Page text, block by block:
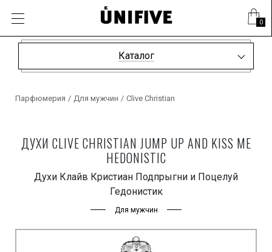
0
Каталог
Парфюмерия / Для мужчин / Clive Christian
ДУХИ CLIVE CHRISTIAN JUMP UP AND KISS ME
HEDONISTIC
Духи Клайв Кристиан Подпрыгни и Поцелуй
Гедонистик
Для мужчин